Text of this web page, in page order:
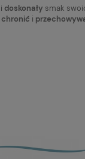
i doskonały smak
chronić i